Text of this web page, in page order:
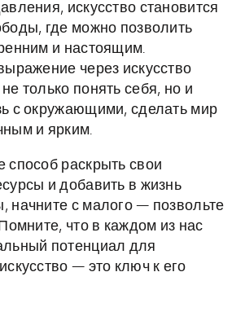
искусство становится
где можно позволить
и настоящим.
через искусство
только понять себя, но и
с окружающими, сделать мир
и ярким.
способ раскрыть свои
и добавить в жизнь
начните с малого — позвольте
что в каждом из нас
потенциал для
— это ключ к его